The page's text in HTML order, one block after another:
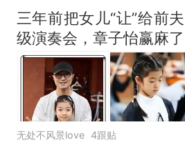
家，刚改国
国大使骑行
线一圈，还曾
搬家报价570
5060元才肯
了……
视频丨只要
母瘫痪 轰-
空调24小时
电力部门回应
台风"白海豚"
三年前把女儿“让”给前
级演奏会，章子怡赢麻了
无处不风景love 4跟贴